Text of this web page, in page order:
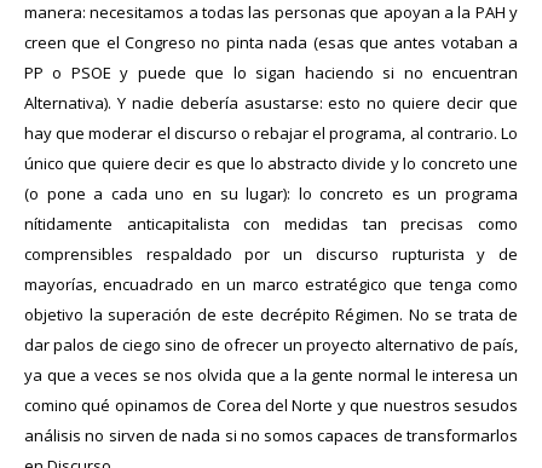
manera: necesitamos a todas las personas que apoyan a la PAH y
creen que el Congreso no pinta nada (esas que antes votaban a
PP o PSOE y puede que lo sigan haciendo si no encuentran
Alternativa). Y nadie debería asustarse: esto no quiere decir que
hay que moderar el discurso o rebajar el programa, al contrario. Lo
único que quiere decir es que lo abstracto divide y lo concreto une
(o pone a cada uno en su lugar): lo concreto es un programa
nítidamente anticapitalista con medidas tan precisas como
comprensibles respaldado por un discurso rupturista y de
mayorías, encuadrado en un marco estratégico que tenga como
objetivo la superación de este decrépito Régimen. No se trata de
dar palos de ciego sino de ofrecer un proyecto alternativo de país,
ya que a veces se nos olvida que a la gente normal le interesa un
comino qué opinamos de Corea del Norte y que nuestros sesudos
análisis no sirven de nada si no somos capaces de transformarlos